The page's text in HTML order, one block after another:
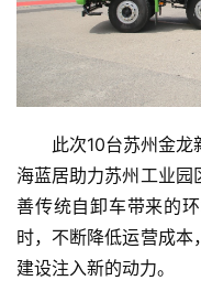
此次10台苏州金
海蓝居助力苏州工业
善传统自卸车带来的
时，不断降低运营成本
建设注入新的动力。